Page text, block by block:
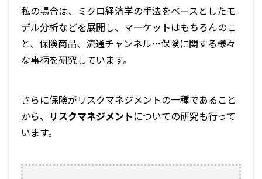
私の場合は、ミクロ経済学の手法をベースとしたモ
デル分析などを展開し、マーケットはもちろんのこ
と、保険商品、流通チャンネル…保険に関する様々
な事柄を研究しています。
さらに保険がリスクマネジメントの一種であること
から、 リスクマネジメントについての研究も行って
います。